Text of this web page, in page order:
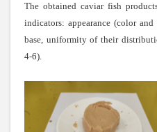
The obtained caviar fish
indicators: appearance (color
base, uniformity of their
4-6).